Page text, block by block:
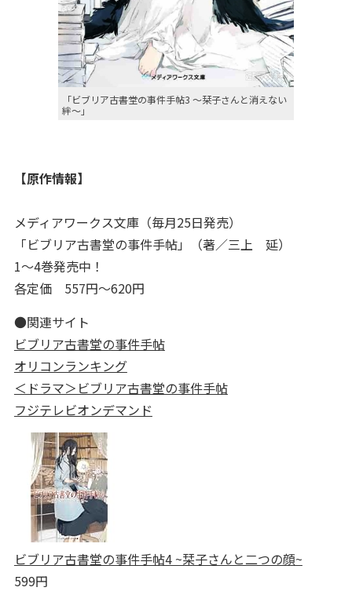
「ビブリア古書堂の事件手帖3 ～栞子さんと消えない
絆～」
【原作情報】
メディアワークス文庫（毎月25日発売）
「ビブリア古書堂の事件手帖」（著／三上 延）
1～4巻発売中！
各定価 557円～620円
●関連サイト
ビブリア古書堂の事件手帖
オリコンランキング
＜ドラマ＞ビブリア古書堂の事件手帖
フジテレビオンデマンド
ビブリア古書堂の事件手帖4 ~栞子さんと二つの顔~
599円